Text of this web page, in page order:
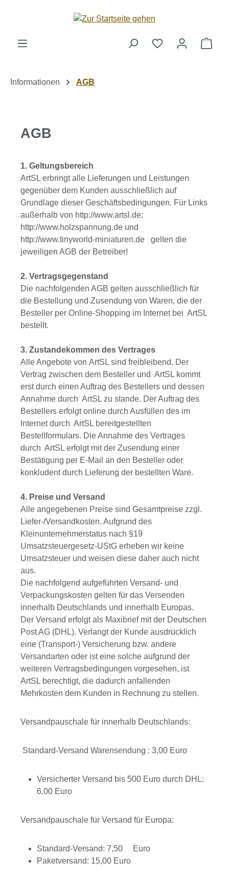
Zum Hauptinhalt springen
Informationen AGB
AGB
1. Geltungsbereich
ArtSL erbringt alle Lieferungen und Leistungen
gegenüber dem Kunden ausschließlich auf
Grundlage dieser Geschäftsbedingungen. Für Links
außerhalb von http://www.artsl.de;
http://www.holzspannung.de und
http://www.tinyworld-miniaturen.de gelten die
jeweiligen AGB der Betreiber!
2. Vertragsgegenstand
Die nachfolgenden AGB gelten ausschließlich für
die Bestellung und Zusendung von Waren, die der
Besteller per Online-Shopping im Internet bei ArtSL
bestellt.
3. Zustandekommen des Vertrages
Alle Angebote von ArtSL sind freibleibend. Der
Vertrag zwischen dem Besteller und ArtSL kommt
erst durch einen Auftrag des Bestellers und dessen
Annahme durch ArtSL zu stande. Der Auftrag des
Bestellers erfolgt online durch Ausfüllen des im
Internet durch ArtSL bereitgestellten
Bestellformulars. Die Annahme des Vertrages
durch ArtSL erfolgt mit der Zusendung einer
Bestätigung per E-Mail an den Besteller oder
konkludent durch Lieferung der bestellten Ware.
4. Preise und Versand
Alle angegebenen Preise sind Gesamtpreise zzgl.
Liefer-/Versandkosten. Aufgrund des
Kleinunternehmerstatus nach §19
Umsatzsteuergesetz-UStG erheben wir keine
Umsatzsteuer und weisen diese daher auch nicht
aus.
Die nachfolgend aufgeführten Versand- und
Verpackungskosten gelten für das Versenden
innerhalb Deutschlands und innerhalb Europas.
Der Versand erfolgt als Maxibrief mit der Deutschen
Post AG (DHL). Verlangt der Kunde ausdrücklich
eine (Transport-) Versicherung bzw. andere
Versandarten oder ist eine solche aufgrund der
weiteren Vertragsbedingungen vorgesehen, ist
ArtSL berechtigt, die dadurch anfallenden
Mehrkosten dem Kunden in Rechnung zu stellen.
Versandpauschale für innerhalb Deutschlands:
Standard-Versand Warensendung : 3,00 Euro
Versicherter Versand bis 500 Euro durch DHL:
6,00 Euro
Versandpauschale für Versand für Europa:
Standard-Versand: 7,50 Euro
Paketversand: 15,00 Euro